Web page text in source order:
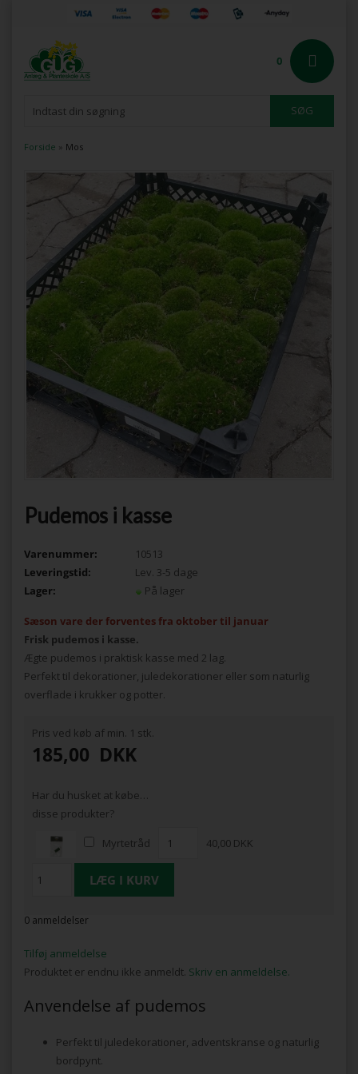
0
Forside » Mos
Pudemos i kasse
Varenummer:
10513
Leveringstid:
Lev. 3-5 dage
Lager:
På lager
Sæson vare der forventes fra oktober til januar
Frisk pudemos i kasse.
Ægte pudemos i praktisk kasse med 2 lag.
Perfekt til dekorationer, juledekorationer eller som naturlig
overflade i krukker og potter.
Pris ved køb af min. 1 stk.
185,00 DKK
Har du husket at købe…
disse produkter?
Myrtetråd 40,00 DKK
0 anmeldelser
Tilføj anmeldelse
Produktet er endnu ikke anmeldt. Skriv en anmeldelse.
Anvendelse af pudemos
Perfekt til juledekorationer, adventskranse og naturlig
bordpynt.